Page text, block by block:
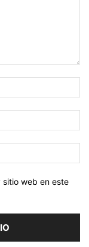
sitio web en este